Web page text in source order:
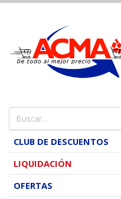
CLUB DE DESCUENTOS
LIQUIDACIÓN
OFERTAS